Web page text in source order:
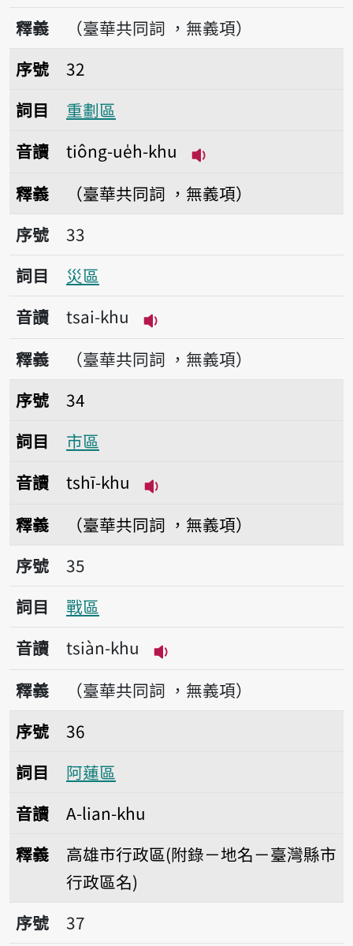
播放音讀tiong-khu
釋義
（臺華共同詞 ，無義項）
序號32重劃區
序號
32
詞目
重劃區
音讀
tiông-ue̍h-khu
釋義
（臺華共同詞 ，無義項）
序號33災區
序號
33
詞目
災區
音讀
tsai-khu
播放音讀tsai-khu
釋義
（臺華共同詞 ，無義項）
序號34市區
序號
34
詞目
市區
音讀
tshī-khu
釋義
（臺華共同詞 ，無義項）
序號35戰區
序號
35
詞目
戰區
音讀
tsiàn-khu
播放音讀tsiàn-khu
釋義
（臺華共同詞 ，無義項）
序號36阿蓮區
序號
36
詞目
阿蓮區
音讀
A-lian-khu
釋義
高雄市行政區(附錄－地名－臺灣縣市
行政區名)
序號37安南區
序號
37